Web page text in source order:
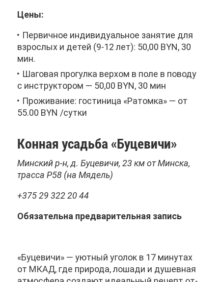
Це­ны:
Пер­вич­ное ин­ди­ви­ду­аль­ное за­ня­тие для
взрос­лых и де­тей (9-12 лет): 50,00 BYN, 30
мин.
Ша­го­вая про­гул­ка вер­хом в по­ле в по­во­ду
с ин­струк­то­ром — 50,00 BYN, 30 мин
Про­жи­ва­ние: го­сти­ни­ца «Ра­том­ка» — от
55.00 BYN /сут­ки
Кон­ная усадь­ба «Бу­це­ви­чи»
Мин­ский р-н, д. Бу­це­ви­чи, 23 км от Мин­ска,
трас­са Р58 (на Мя­дель)
+375 29 322 20 44
Обя­за­тель­на пред­ва­ри­тель­ная за­пись
«Бу­це­ви­чи» — уют­ный уго­лок в 17 ми­ну­тах
от МКАД, где при­ро­да, ло­ша­ди и ду­шев­ная